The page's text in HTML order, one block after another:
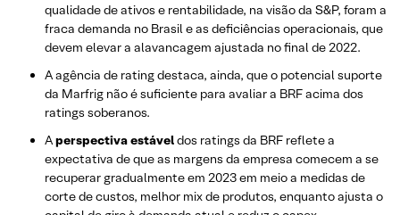
qualidade de ativos e rentabilidade, na visão da S&P, foram a
fraca demanda no Brasil e as deficiências operacionais, que
devem elevar a alavancagem ajustada no final de 2022.
A agência de rating destaca, ainda, que o potencial suporte
da Marfrig não é suficiente para avaliar a BRF acima dos
ratings soberanos.
Aperspectiva estáveldos ratings da BRF reflete a
expectativa de que as margens da empresa comecem a se
recuperar gradualmente em 2023 em meio a medidas de
corte de custos, melhor mix de produtos, enquanto ajusta o